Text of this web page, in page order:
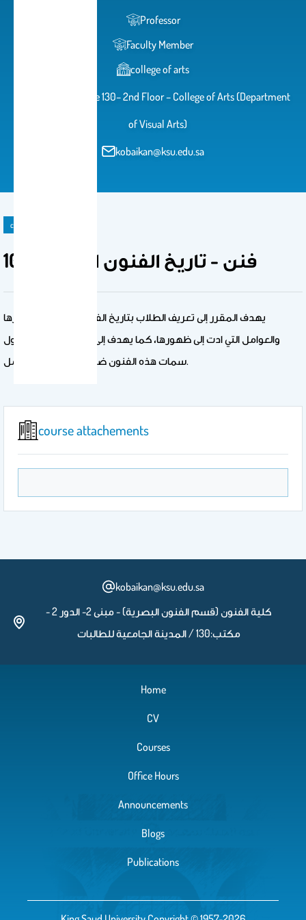
Professor
Faculty Member
college of arts
Building 2 – Office 130– 2nd Floor – College of Arts (Department
of Visual Arts)
kobaikan@ksu.edu.sa
course
102 فنن - تاريخ الفنون القديمة
يهدف المقرر إلى تعريف الطلاب بتاريخ الفنون القديمة وتطورها
والعوامل التي ادت إلى ظهورها، كما يهدف إلى المناقشة الفنية حول
سمات هذه الفنون ضمن سياق ثقافي شامل.
course attachements
kobaikan@ksu.edu.sa
كلية الفنون (قسم الفنون البصرية) - مبنى 2- الدور 2 -
مكتب:130 / المدينة الجامعية للطالبات
Home
CV
Courses
Office Hours
Announcements
Blogs
Publications